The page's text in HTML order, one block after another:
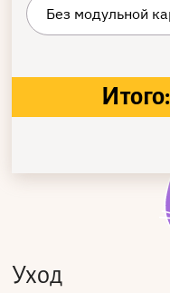
Итого:
Уход